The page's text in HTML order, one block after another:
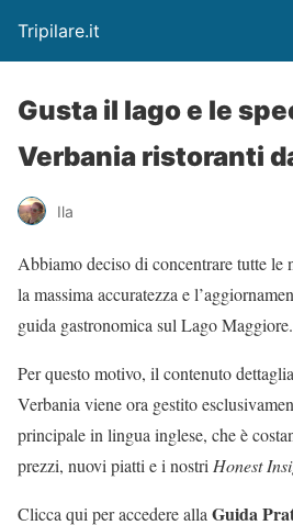
Tripilare.it
Gusta il lago e le
Verbania ristoranti
Ila
Abbiamo deciso di concentrare tutte le
la massima accuratezza e
guida gastronomica sul Lago Maggiore.
Per questo motivo, il contenuto
Verbania viene ora gestito
principale in lingua inglese, che è
prezzi, nuovi piatti e i nostri Honest
Clicca qui per accedere alla Guida